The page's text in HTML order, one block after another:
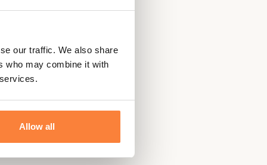
our traffic. We also share
who may combine it with
Allow all